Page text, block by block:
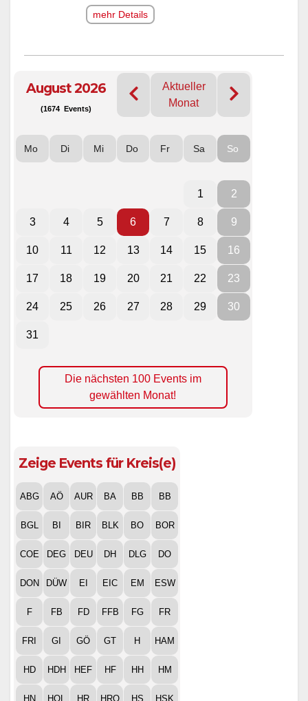
mehr Details
August 2026
(1674 Events)
Aktueller
Monat
Mo Di Mi Do Fr Sa So
1 2
3 4 5 6 7 8 9
10 11 12 13 14 15 16
17 18 19 20 21 22 23
24 25 26 27 28 29 30
31
Die nächsten 100 Events im
gewählten Monat!
Zeige Events für Kreis(e)
ABG AÖ AUR BA BB BB
BGL BI BIR BLK BO BOR
COE DEG DEU DH DLG DO
DON DÜW EI EIC EM ESW
F FB FD FFB FG FR
FRI GI GÖ GT H HAM
HD HDH HEF HF HH HM
HN HOL HR HRO HS HSK